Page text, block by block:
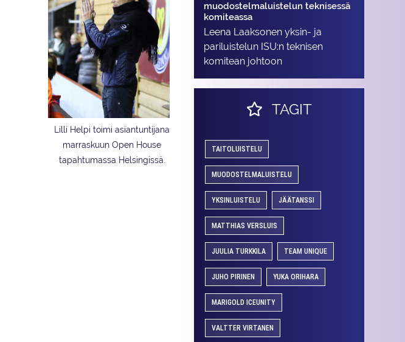
Lilli Helpi toimi asiantuntijana
marraskuun Open House
tapahtumassa Helsingissä.
muodostelmaluistelun teknisessä
komiteassa
Leena Laaksonen yksin- ja
pariluistelun ISU:n teknisen
komitean johtoon
TAGIT
TAITOLUISTELU
MUODOSTELMALUISTELU
YKSINLUISTELU JÄÄTANSSI
MATTHIAS VERSLUIS
JUULIA TURKKILA TEAM UNIQUE
JUHO PIRINEN YUKA ORIHARA
MARIGOLD ICEUNITY
VALTTER VIRTANEN